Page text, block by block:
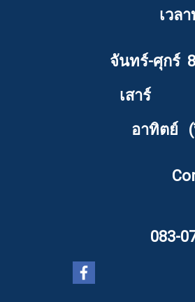
เวล
จันทร์-ศุกร์
เสาร์
อาทิตย์ (
083-